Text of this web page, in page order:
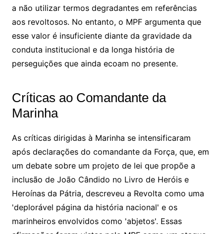
a não utilizar termos degradantes em referências
aos revoltosos. No entanto, o MPF argumenta que
esse valor é insuficiente diante da gravidade da
conduta institucional e da longa história de
perseguições que ainda ecoam no presente.
Críticas ao Comandante da
Marinha
As críticas dirigidas à Marinha se intensificaram
após declarações do comandante da Força, que, em
um debate sobre um projeto de lei que propõe a
inclusão de João Cândido no Livro de Heróis e
Heroínas da Pátria, descreveu a Revolta como uma
'deplorável página da história nacional' e os
marinheiros envolvidos como 'abjetos'. Essas